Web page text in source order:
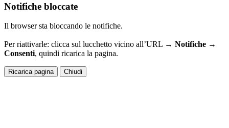
Notifiche bloccate
Il browser sta bloccando le notifiche.
Per riattivarle: clicca sul lucchetto vicino all’URL → Notifiche →
Consenti, quindi ricarica la pagina.
Ricarica pagina Chiudi